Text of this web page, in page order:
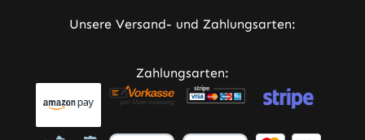
Unsere Versand- und Zahlungsarten:
Zahlungsarten: